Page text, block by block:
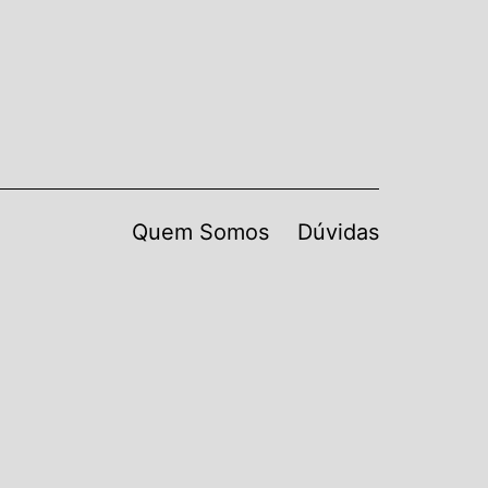
Quem Somos Dúvidas